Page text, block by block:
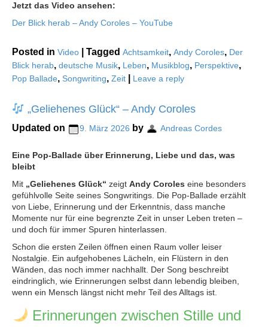
Jetzt das Video ansehen:
Der Blick herab – Andy Coroles – YouTube
Posted in Video Tagged Achtsamkeit, Andy Coroles, Der
Blick herab, deutsche Musik, Leben, Musikblog, Perspektive,
Pop Ballade, Songwriting, Zeit Leave a reply
„Geliehenes Glück“ – Andy Coroles
Updated on 9. März 2026 by Andreas Cordes
Eine Pop-Ballade über Erinnerung, Liebe und das, was
bleibt
Mit „Geliehenes Glück“ zeigt Andy Coroles eine besonders
gefühlvolle Seite seines Songwritings. Die Pop-Ballade erzählt
von Liebe, Erinnerung und der Erkenntnis, dass manche
Momente nur für eine begrenzte Zeit in unser Leben treten –
und doch für immer Spuren hinterlassen.
Schon die ersten Zeilen öffnen einen Raum voller leiser
Nostalgie. Ein aufgehobenes Lächeln, ein Flüstern in den
Wänden, das noch immer nachhallt. Der Song beschreibt
eindringlich, wie Erinnerungen selbst dann lebendig bleiben,
wenn ein Mensch längst nicht mehr Teil des Alltags ist.
Erinnerungen zwischen Stille und